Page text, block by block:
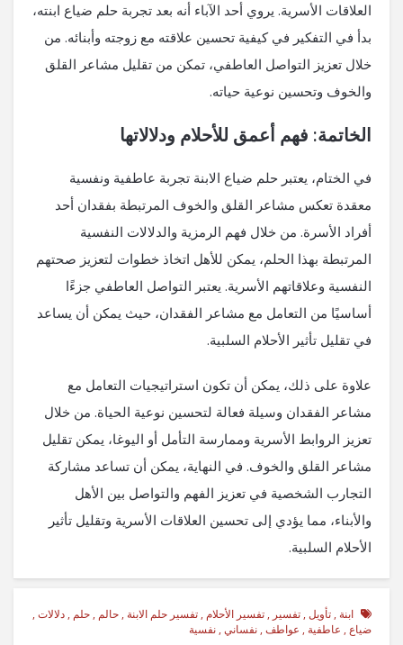
العلاقات الأسرية. يروي أحد الآباء أنه بعد تجربة حلم ضياع ابنته،
بدأ في التفكير في كيفية تحسين علاقته مع زوجته وأبنائه. من
خلال تعزيز التواصل العاطفي، تمكن من تقليل مشاعر القلق
والخوف وتحسين نوعية حياته.
الخاتمة: فهم أعمق للأحلام ودلالاتها
في الختام، يعتبر حلم ضياع الابنة تجربة عاطفية ونفسية
معقدة تعكس مشاعر القلق والخوف المرتبطة بفقدان أحد
أفراد الأسرة. من خلال فهم الرمزية والدلالات النفسية
المرتبطة بهذا الحلم، يمكن للأهل اتخاذ خطوات لتعزيز صحتهم
النفسية وعلاقاتهم الأسرية. يعتبر التواصل العاطفي جزءًا
أساسيًا من التعامل مع مشاعر الفقدان، حيث يمكن أن يساعد
في تقليل تأثير الأحلام السلبية.
علاوة على ذلك، يمكن أن تكون استراتيجيات التعامل مع
مشاعر الفقدان وسيلة فعالة لتحسين نوعية الحياة. من خلال
تعزيز الروابط الأسرية وممارسة التأمل أو اليوغا، يمكن تقليل
مشاعر القلق والخوف. في النهاية، يمكن أن تساعد مشاركة
التجارب الشخصية في تعزيز الفهم والتواصل بين الأهل
والأبناء، مما يؤدي إلى تحسين العلاقات الأسرية وتقليل تأثير
الأحلام السلبية.
ابنة , تأويل , تفسير , تفسير الأحلام , تفسير حلم الابنة , حالم , حلم , دلالات ,
ضياع , عاطفية , عواطف , نفساني , نفسية